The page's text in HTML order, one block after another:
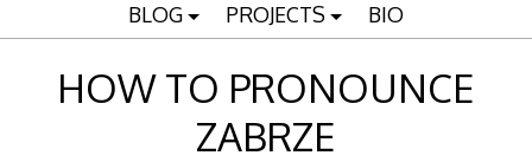
BLOG PROJECTS BIO
HOW TO PRONOUNCE
ZABRZE